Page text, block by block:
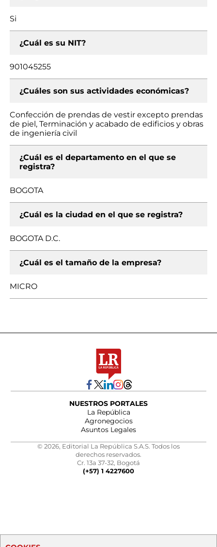
Si
¿Cuál es su NIT?
901045255
¿Cuáles son sus actividades económicas?
Confección de prendas de vestir excepto prendas
de piel, Terminación y acabado de edificios y obras
de ingeniería civil
¿Cuál es el departamento en el que se
registra?
BOGOTA
¿Cuál es la ciudad en el que se registra?
BOGOTA D.C.
¿Cuál es el tamaño de la empresa?
MICRO
NUESTROS PORTALES
La República
Agronegocios
Asuntos Legales
© 2026, Editorial La República S.A.S. Todos los
derechos reservados.
Cr. 13a 37-32, Bogotá
(+57) 1 4227600